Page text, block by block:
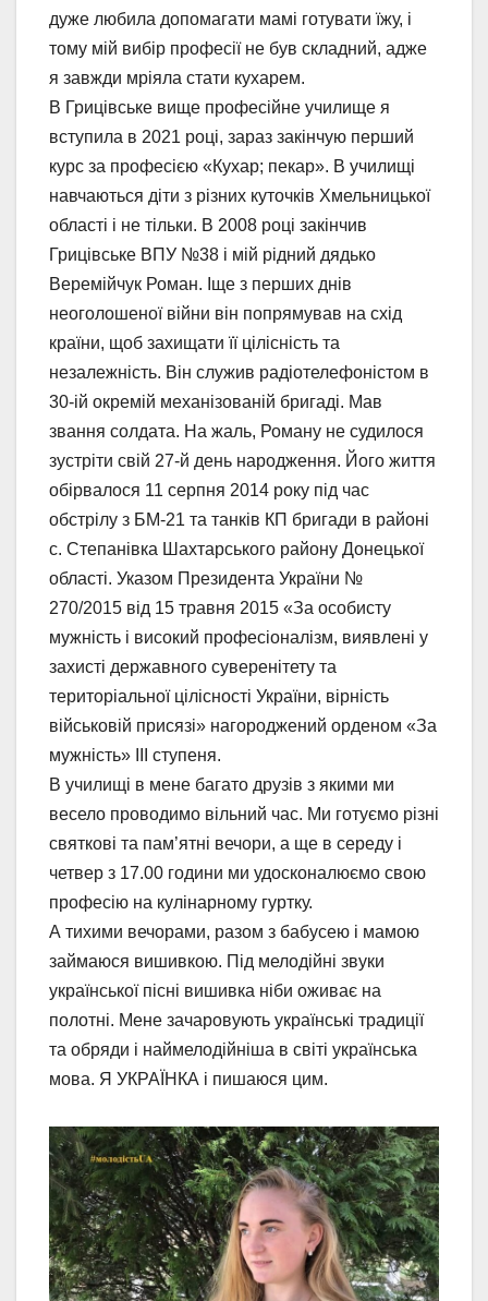
дуже любила допомагати мамі готувати їжу, і
тому мій вибір професії не був складний, адже
я завжди мріяла стати кухарем.
В Грицівське вище професійне училище я
вступила в 2021 році, зараз закінчую перший
курс за професією «Кухар; пекар». В училищі
навчаються діти з різних куточків Хмельницької
області і не тільки. В 2008 році закінчив
Грицівське ВПУ №38 і мій рідний дядько
Веремійчук Роман. Іще з перших днів
неоголошеної війни він попрямував на схід
країни, щоб захищати її цілісність та
незалежність. Він служив радіотелефоністом в
30-ій окремій механізованій бригаді. Мав
звання солдата. На жаль, Роману не судилося
зустріти свій 27-й день народження. Його життя
обірвалося 11 серпня 2014 року під час
обстрілу з БМ-21 та танків КП бригади в районі
с. Степанівка Шахтарського району Донецької
області. Указом Президента України №
270/2015 від 15 травня 2015 «За особисту
мужність і високий професіоналізм, виявлені у
захисті державного суверенітету та
територіальної цілісності України, вірність
військовій присязі» нагороджений орденом «За
мужність» ІІІ ступеня.
В училищі в мене багато друзів з якими ми
весело проводимо вільний час. Ми готуємо різні
святкові та пам’ятні вечори, а ще в середу і
четвер з 17.00 години ми удосконалюємо свою
професію на кулінарному гуртку.
А тихими вечорами, разом з бабусею і мамою
займаюся вишивкою. Під мелодійні звуки
української пісні вишивка ніби оживає на
полотні. Мене зачаровують українські традиції
та обряди і наймелодійніша в світі українська
мова. Я УКРАЇНКА і пишаюся цим.